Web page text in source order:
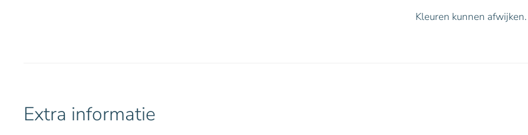
Kleuren kunnen afwijken.
Extra informatie